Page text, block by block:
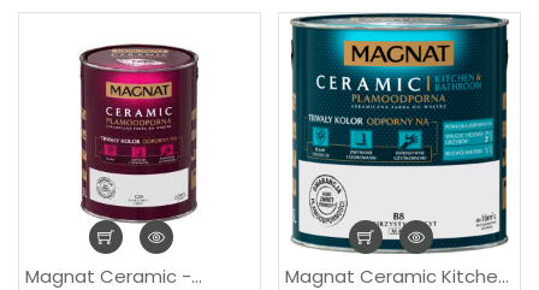
Magnat Ceramic -... Magnat Ceramic Kitchen...